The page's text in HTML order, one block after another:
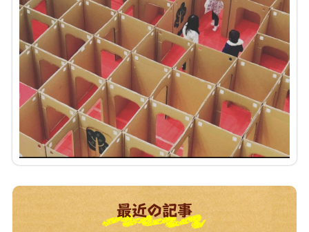
最近の記事